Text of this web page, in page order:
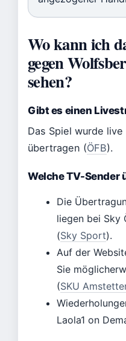
Wo kann ich
gegen
sehen?
Gibt es einen
Das Spiel wurde
übertragen (ÖFB).
Welche TV-Sender
Die
liegen bei Sky
(Sky Sport).
Auf der
Sie
(SKU
Laola1 on